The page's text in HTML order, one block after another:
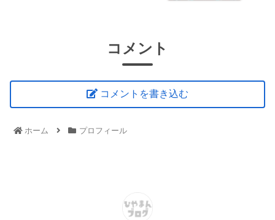
コメント
コメントを書き込む
ホーム プロフィール